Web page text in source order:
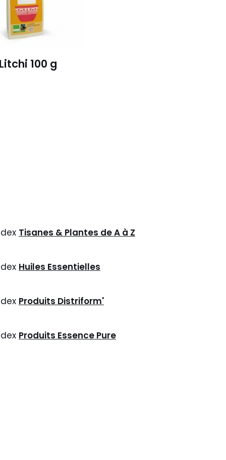
100 g
Tisanes & Plantes de A à Z
Huiles Essentielles
Produits Distriform'
Produits Essence Pure